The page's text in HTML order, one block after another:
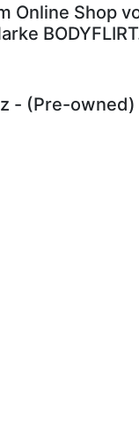
Online Shop
- (Pre-